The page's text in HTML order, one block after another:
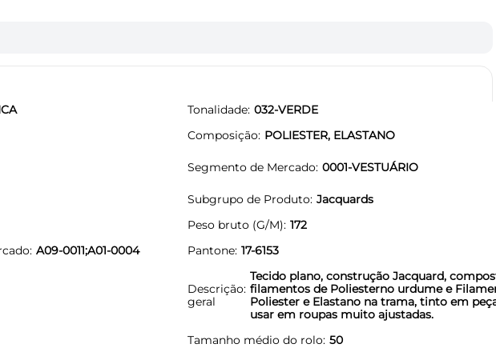
Tonalidade 032-VERDE
Composição POLIESTER, ELASTANO
Segmento de Mercado 0001-VESTUÁRIO
Subgrupo de Produto Jacquards
Peso bruto (G/M) 172
A09-0011;A01-0004 Pantone 17-6153
Descrição
geral
Tecido plano, construção Jacquard,
filamentos de Poliesterno urdume e
Poliester e Elastano na trama, tinto em
usar em roupas muito ajustadas.
Tamanho médio do rolo 50